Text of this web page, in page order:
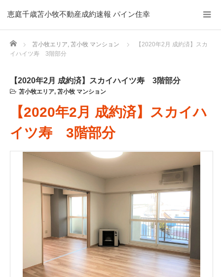
恵庭千歳苫小牧不動産成約速報 パイン住幸
Home 苫小牧エリア, 苫小牧 マンション
【2020年2月 成約済】スカ
イハイツ寿 3階部分
【2020年2月 成約済】スカイハイツ寿 3階部分
苫小牧エリア, 苫小牧 マンション
【2020年2月 成約済】スカイハ
イツ寿 3階部分